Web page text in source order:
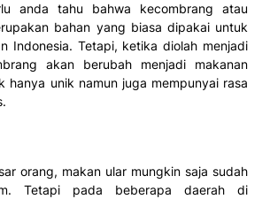
anda tahu bahwa kecombrang atau
bahan yang biasa dipakai untuk
Indonesia. Tetapi, ketika diolah menjadi
akan berubah menjadi makanan
hanya unik namun juga mempunyai rasa
orang, makan ular mungkin saja sudah
Tetapi pada beberapa daerah di